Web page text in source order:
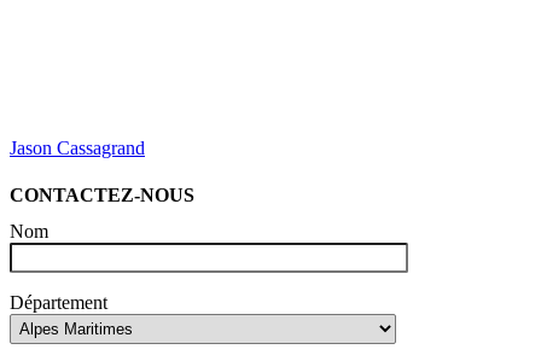
Jason Cassagrand
CONTACTEZ-NOUS
Nom
Département